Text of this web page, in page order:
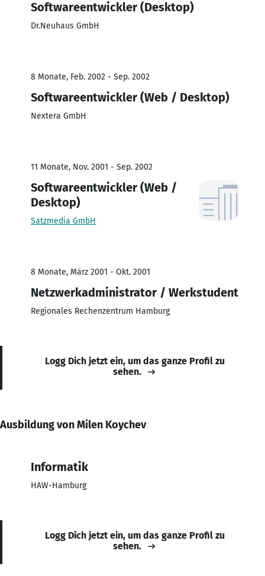
Softwareentwickler (Desktop)
Dr.Neuhaus GmbH
8 Monate, Feb. 2002 - Sep. 2002
Softwareentwickler (Web / Desktop)
Nextera GmbH
11 Monate, Nov. 2001 - Sep. 2002
Softwareentwickler (Web /
Desktop)
Satzmedia GmbH
8 Monate, März 2001 - Okt. 2001
Netzwerkadministrator / Werkstudent
Regionales Rechenzentrum Hamburg
Logg Dich jetzt ein, um das ganze Profil zu
sehen.
Ausbildung von Milen Koychev
Informatik
HAW-Hamburg
Logg Dich jetzt ein, um das ganze Profil zu
sehen.